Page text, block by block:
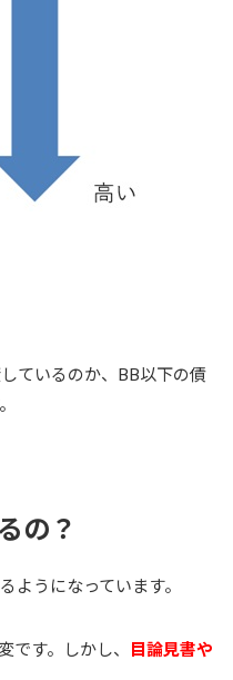
ているのか、BB以下の債
の？
うになっています。
す。しかし、 目論見書や